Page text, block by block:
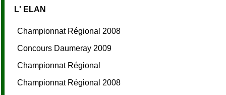
L' ELAN
Championnat Régional 2008
Concours Daumeray 2009
Championnat Régional
Championnat Régional 2008